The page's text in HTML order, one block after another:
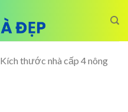
Kích thước nhà cấp 4 nông